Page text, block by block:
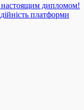
дипломом!
платформи